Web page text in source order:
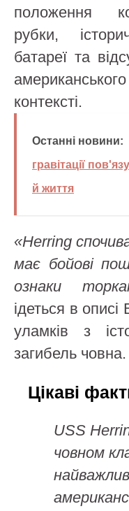
положення
рубки,
батареї та
контексті.
Останні новини:
гравітації
й життя
«Herring
має бойові
ознаки
ідеться в
уламків з
загибель човна.
Цікаві
USS
човном